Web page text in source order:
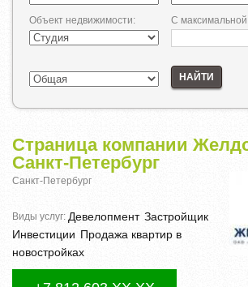
Объект недвижимости: С
НАЙТИ
Страница компании
Санкт-Петербург
Санкт-Петербург
Виды услуг: Девелопмент Застройщик
Инвестиции Продажа квартир в
новостройках